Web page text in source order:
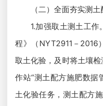
（二）全面夯实测
1.加强取土测土工
程》（NYT2911－2016
取土化验，及时将土壤
作站“测土配方施肥数据
土化验任务，测土配方